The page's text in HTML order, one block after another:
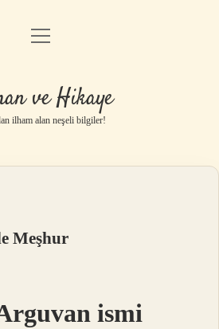
Anasayfa
Yasal Uyarı
menüyü
ve Hikaye
ilham alan neşeli bilgiler!
Meşhur
ismi